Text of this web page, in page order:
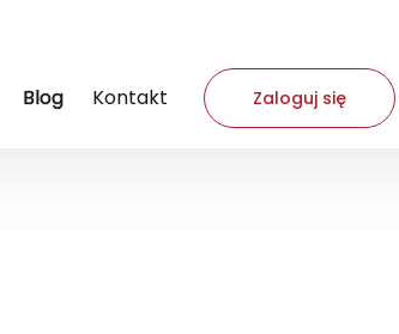
Blog Kontakt Zaloguj się